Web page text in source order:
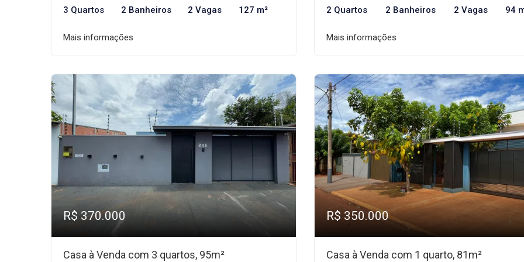
3 Quartos 2 Banheiros 2 Vagas 127 m²
Mais informações
2 Quartos 2 Banheiros 2 Vagas 94
Mais informações
R$ 370.000
Casa à Venda com 3 quartos, 95m²
R$ 350.000
Casa à Venda com 1 quarto, 81m²